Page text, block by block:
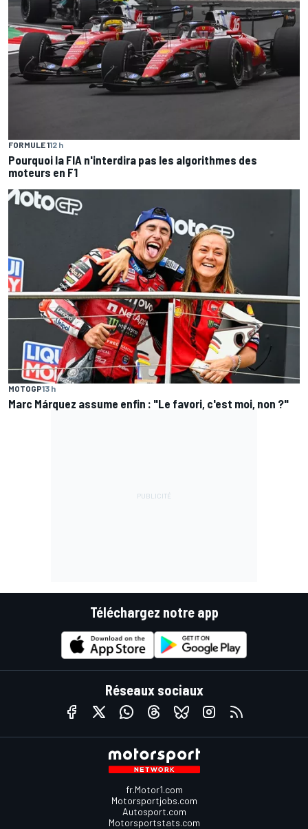
FORMULE 112 h
Pourquoi la FIA n'interdira pas les algorithmes des
moteurs en F1
MOTOGP13 h
Marc Márquez assume enfin : "Le favori, c'est moi, non ?"
Téléchargez notre app
Réseaux sociaux
fr.Motor1.com
Motorsportjobs.com
Autosport.com
Motorsportstats.com